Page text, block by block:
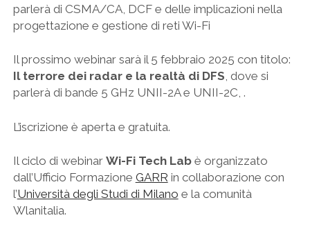
parlerà di CSMA/CA, DCF e delle implicazioni nella
progettazione e gestione di reti Wi-Fi
Il prossimo webinar sarà il 5 febbraio 2025 con titolo:
Il terrore dei radar e la realtà di DFS, dove si
parlerà di bande 5 GHz UNII-2A e UNII-2C, .
L’iscrizione è aperta e gratuita.
Il ciclo di webinar Wi-Fi Tech Labè organizzato
dall’Ufficio Formazione GARR in collaborazione con
l’Università degli Studi di Milano e la comunità
Wlanitalia.